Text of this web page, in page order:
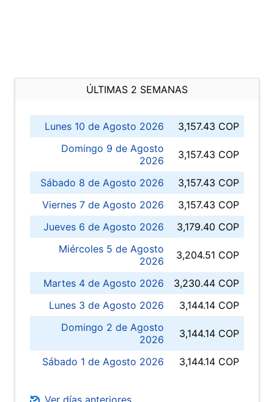
ÚLTIMAS 2 SEMANAS
Lunes 10 de Agosto 2026
3,157.43 COP
Domingo 9 de Agosto
2026
3,157.43 COP
Sábado 8 de Agosto 2026
3,157.43 COP
Viernes 7 de Agosto 2026
3,157.43 COP
Jueves 6 de Agosto 2026
3,179.40 COP
Miércoles 5 de Agosto
2026
3,204.51 COP
Martes 4 de Agosto 2026
3,230.44 COP
Lunes 3 de Agosto 2026
3,144.14 COP
Domingo 2 de Agosto
2026
3,144.14 COP
Sábado 1 de Agosto 2026 3,144.14 COP
Ver días anteriores